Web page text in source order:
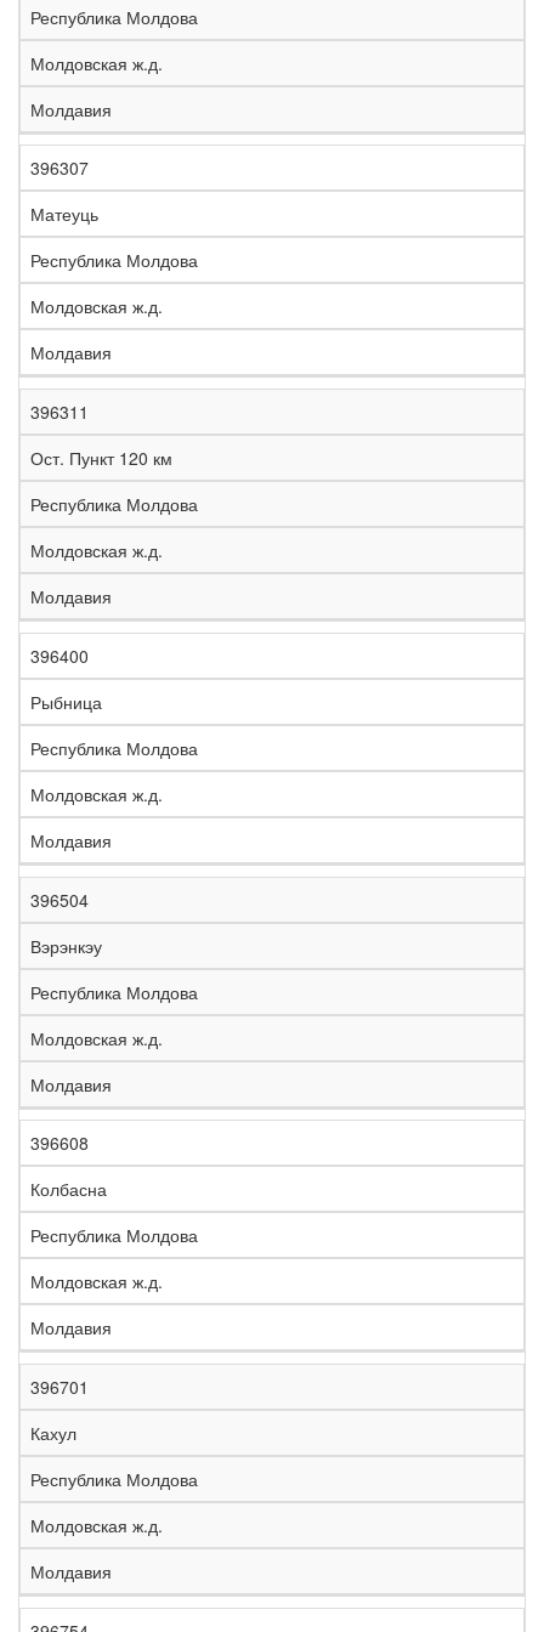
Республика Молдова
Молдовская ж.д.
Молдавия
396307
Матеуць
Республика Молдова
Молдовская ж.д.
Молдавия
396311
Ост. Пункт 120 км
Республика Молдова
Молдовская ж.д.
Молдавия
396400
Рыбница
Республика Молдова
Молдовская ж.д.
Молдавия
396504
Вэрэнкэу
Республика Молдова
Молдовская ж.д.
Молдавия
396608
Колбасна
Республика Молдова
Молдовская ж.д.
Молдавия
396701
Кахул
Республика Молдова
Молдовская ж.д.
Молдавия